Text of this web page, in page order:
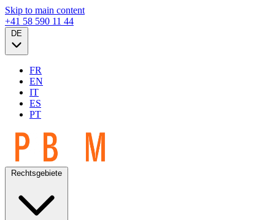
Skip to main content
+41 58 590 11 44
FR
EN
IT
ES
PT